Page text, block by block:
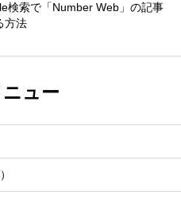
検索で「Number Web」の記事
方法
ュー